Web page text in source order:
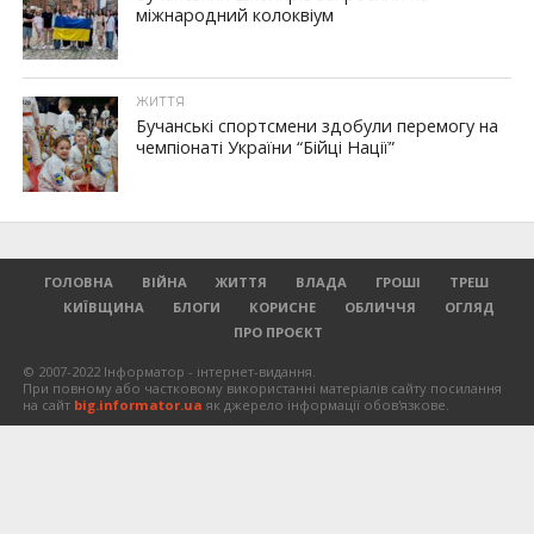
міжнародний колоквіум
ЖИТТЯ
Бучанські спортсмени здобули перемогу на
чемпіонаті України “Бійці Нації”
ГОЛОВНА ВІЙНА ЖИТТЯ ВЛАДА ГРОШІ
ТРЕШ
КИЇВЩИНА
БЛОГИ КОРИСНЕ ОБЛИЧЧЯ
ОГЛЯД
ПРО ПРОЄКТ
© 2007-2022 Інформатор - інтернет-видання.
При повному або частковому використанні матеріалів сайту посилання
на сайт big.informator.ua як джерело інформації обов'язкове.